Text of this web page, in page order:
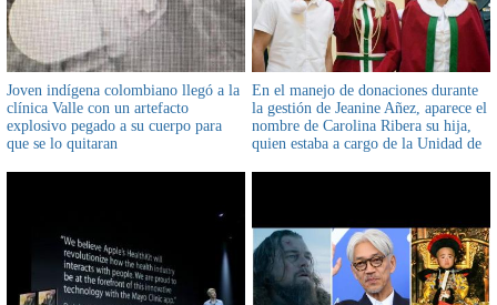
Joven indígena colombiano llegó a la
clínica Valle con un artefacto
explosivo pegado a su cuerpo para
que se lo quitaran
En el manejo de donaciones durante
la gestión de Jeanine Añez, aparece el
nombre de Carolina Ribera su hija,
quien estaba a cargo de la Unidad de